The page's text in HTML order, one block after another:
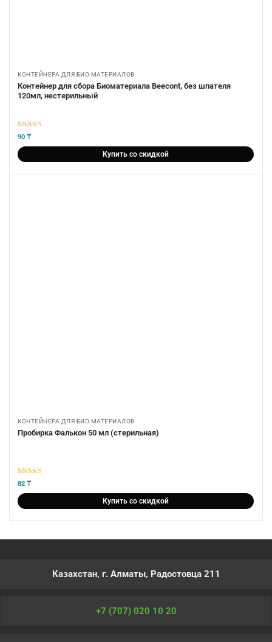
КОНТЕЙНЕРА ДЛЯ БИО МАТЕРИАЛОВ
Контейнер для сбора Биоматериала Beecont, без шпателя
120мл, нестерильный
5из 5
90 ₸
Купить со скидкой
КОНТЕЙНЕРА ДЛЯ БИО МАТЕРИАЛОВ
Пробирка Фалькон 50 мл (стерильная)
5из 5
82 ₸
Купить со скидкой
Казахстан, г. Алматы, Радостовца 211
+7 (707) 020 10 20